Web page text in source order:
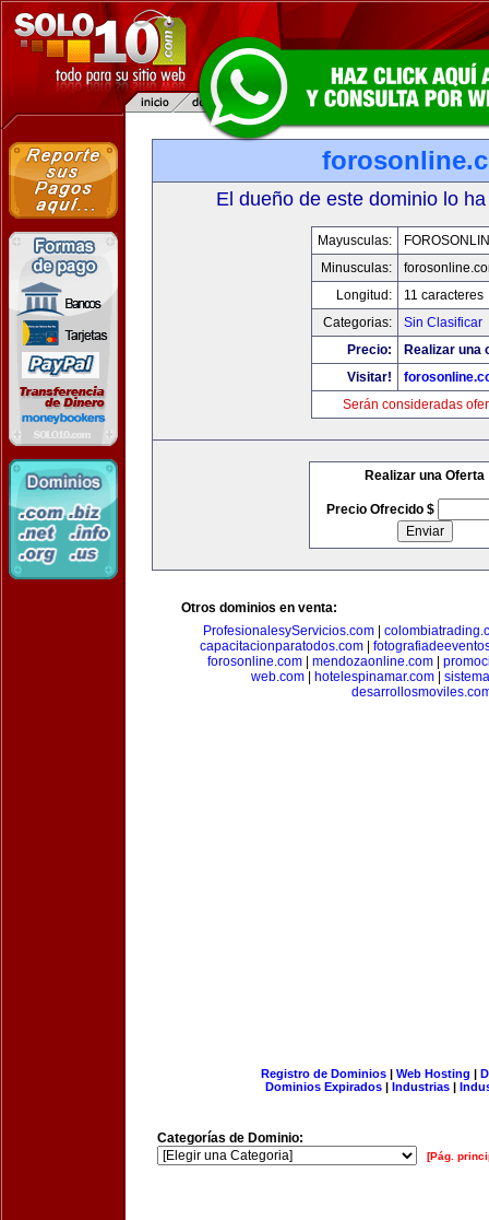
El dueño de este dominio lo
Mayusculas:
Minusculas:
Longitud:
11 caracteres
Categorias:
Sin Clasificar
Precio:
Realizar una
Visitar!
Serán consideradas
Realizar una Oferta
Precio Ofrecido $
Otros dominios en venta:
ProfesionalesyServicios.com
capacitacionparatodos.com
forosonline.com| mendozaonline.com|
web.com
hotelespinamar.com
Registro de Dominios| Web Hosting |
Dominios Expirados | Industrias |
Categorías de Dominio:
[Pág.